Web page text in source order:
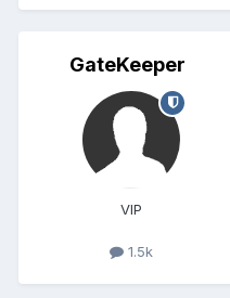
GateKeeper
VIP
1.5k